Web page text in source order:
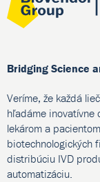
Bridging Science
Veríme, že každá
hľadáme inovatívne
lekárom a
biotechnologických
distribúciu IVD
automatizáciu.